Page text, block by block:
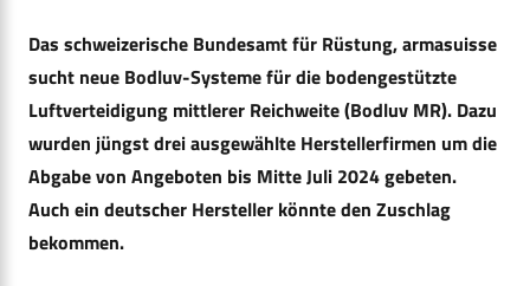
Das schweizerische Bundesamt für Rüstung, armasuisse
sucht neue Bodluv-Systeme für die bodengestützte
Luftverteidigung mittlerer Reichweite (Bodluv MR). Dazu
wurden jüngst drei ausgewählte Herstellerfirmen um die
Abgabe von Angeboten bis Mitte Juli 2024 gebeten.
Auch ein deutscher Hersteller könnte den Zuschlag
bekommen.